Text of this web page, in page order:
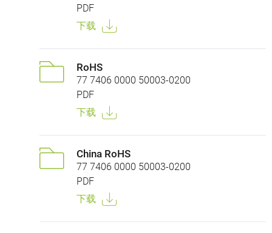
PDF
下载
RoHS
77 7406 0000 50003-0200
PDF
下载
China RoHS
77 7406 0000 50003-0200
PDF
下载